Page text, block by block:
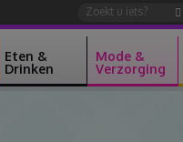
Eten &
Drinken
Mode &
Verzorging